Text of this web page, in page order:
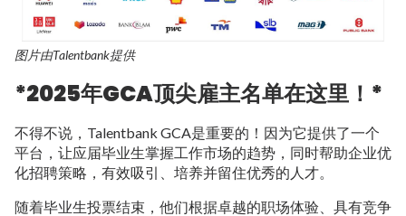
图片由Talentbank提供
*2025年GCA顶尖雇主名单在这里！*
不得不说，Talentbank GCA是重要的！因为它提供了一个
平台，让应届毕业生掌握工作市场的趋势，同时帮助企业优
化招聘策略，有效吸引、培养并留住优秀的人才。
随着毕业生投票结束，他们根据卓越的职场体验、具有竞争